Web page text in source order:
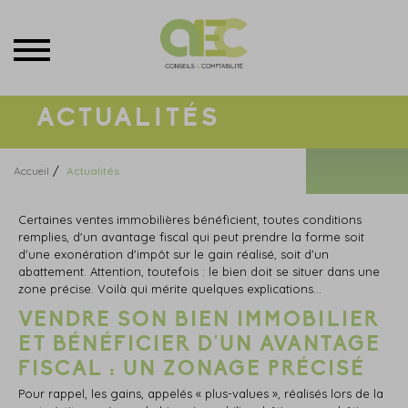
ACTUALITÉS
Accueil / Actualités
Certaines ventes immobilières bénéficient, toutes conditions
remplies, d'un avantage fiscal qui peut prendre la forme soit
d'une exonération d'impôt sur le gain réalisé, soit d'un
abattement. Attention, toutefois : le bien doit se situer dans une
zone précise. Voilà qui mérite quelques explications…
VENDRE SON BIEN IMMOBILIER
ET BÉNÉFICIER D'UN AVANTAGE
FISCAL : UN ZONAGE PRÉCISÉ
Pour rappel, les gains, appelés « plus-values », réalisés lors de la